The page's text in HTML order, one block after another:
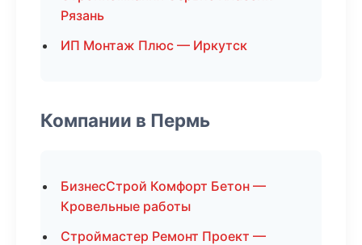
Рязань
ИП Монтаж Плюс — Иркутск
Компании в Пермь
БизнесСтрой Комфорт Бетон —
Кровельные работы
Строймастер Ремонт Проект —